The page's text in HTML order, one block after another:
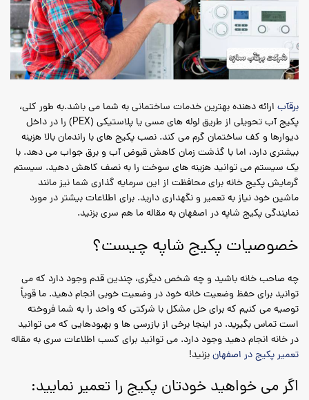
برقآب ارائه دهنده بهترین خدمات ساختمانی به شما می باشد.به طور کلی،
پکیج آب تحویلی از طریق لوله های مسی یا پلاستیکی (PEX) را در داخل
دیوارها و کف ساختمان گرم می کند. نصب پکیج های با راندمان بالا هزینه
بیشتری دارد، اما با گذشت زمان کاهش قبوض آب و برق جواب می دهد. با
یک سیستم می توانید هزینه های سوخت را به نصف کاهش دهید. سیستم
گرمایش پکیج خانه برای محافظت از این سرمایه گذاری شما نیز مانند
ماشین خود نیاز به تعمیر و نگهداری دارید. برای اطلاعات بیشتر در مورد
نمایندگی پکیج شاپه در اصفهان به مقاله ما هم سری بزنید.
خصوصیات پکیج شاپه چیست؟
چه صاحب خانه باشید و چه شخص دیگری، چندین قدم وجود دارد که می
توانید برای حفظ وضعیت خانه خود در وضعیت خوبی انجام دهید. ما قویاً
توصیه می کنیم که برای حل مشکل با شرکتی که واحد را به شما فروخته
است تماس بگیرید. در اینجا برخی از بازرسی ها و بهبودهایی که می توانید
در خانه انجام دهید وجود دارد. می توانید برای کسب اطلاعات سری به مقاله
تعمیر پکیج در اصفهانبزنید!
اگر می خواهید خودتان پکیج را تعمیر نمایید: